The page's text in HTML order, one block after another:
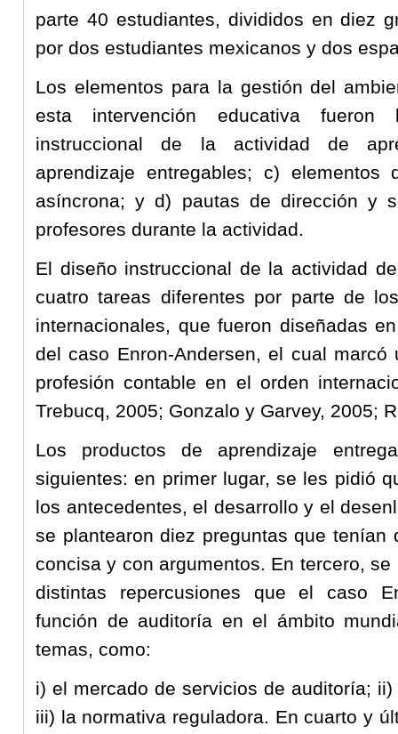
parte 40 estudiantes, divididos en diez
por dos estudiantes mexicanos y dos
Los elementos para la gestión del
esta intervención educativa
instruccional de la actividad de
aprendizaje entregables; c) elementos
asíncrona; y d) pautas de dirección y
profesores durante la actividad.
El diseño instruccional de la actividad
cuatro tareas diferentes por parte de
internacionales, que fueron diseñadas
del caso Enron-Andersen, el cual
profesión contable en el orden
Trebucq, 2005; Gonzalo y Garvey, 2005;
Los productos de aprendizaje
siguientes: en primer lugar, se les pidió
los antecedentes, el desarrollo y el
se plantearon diez preguntas que tenían
concisa y con argumentos. En tercero,
distintas repercusiones que el caso
función de auditoría en el ámbito
temas, como:
i) el mercado de servicios de auditoría;
iii) la normativa reguladora. En cuarto y